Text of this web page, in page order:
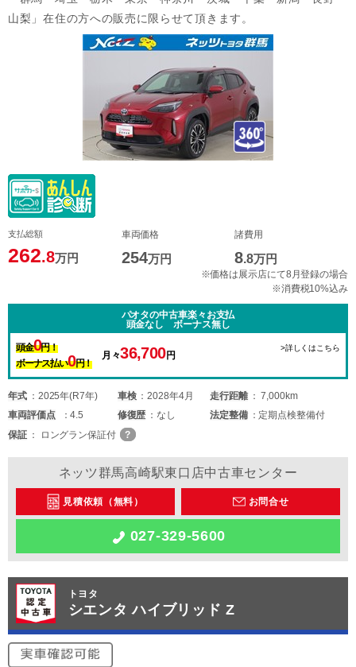
山梨」在住の方への販売に限らせて頂きます。
支払総額
262.8万円
車両価格
254万円
諸費用
8.8万円
※価格は展示店にて8月登録の場合
※消費税10%込み
パオタの中古車楽々お支払
頭金なし ボーナス無し
頭金0円！
ボーナス払い0円！
月々36,700円
>詳しくはこちら
年式 2025年(R7年) 車検 2028年4月 走行距離
7,000km
車両評価点 4.5 修復歴 なし 法定整備
定期点検整備付
保証
ロングラン保証付
ネッツ群馬高崎駅東口店中古車センター
見積依頼（無料） お問合せ
027-329-5600
トヨタ
シエンタ ハイブリッド Z